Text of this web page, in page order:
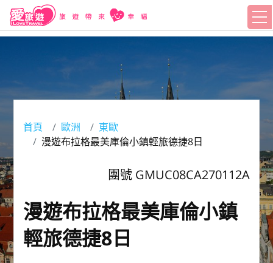
首頁 歐洲
東歐
漫遊布拉格最美庫倫小鎮輕旅德捷8日
團號 GMUC08CA270112A
漫遊布拉格最美庫倫小鎮
輕旅德捷8日